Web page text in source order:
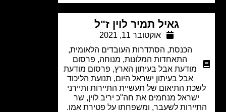
גאיל תמיר לוין ז"ל
אוקטובר 11, 2021
,הסתדרות העובדים הלאומית,
התאחדות המלונות,מנוחה, פרסום
מודעת אבל בעיתון הארץ,פרסום מודעת
אבל בעיתון ישראל היום,תנועת הליכוד
התיאום של תעשיית התיירות ותיירני
ישראל מנחמים את חה"כ יריב לוין, שר
לשעבר, ומשפחתו על פטירת אמו.